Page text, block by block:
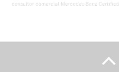
consultor comercial Mercedes-Benz Certified